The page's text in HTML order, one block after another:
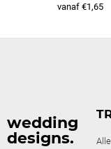
vanaf €1,65
wedding
designs.
Alle